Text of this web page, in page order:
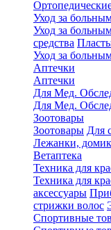
Уход за
Уход за
средства
Уход за
Аптечки
Аптечки
Для Мед.
Для Мед.
Зоотовары
Зоотовары Для
Лежанки,
Ветаптека
Техника для
Техника для
аксессуары
стрижки волос
Спортивные